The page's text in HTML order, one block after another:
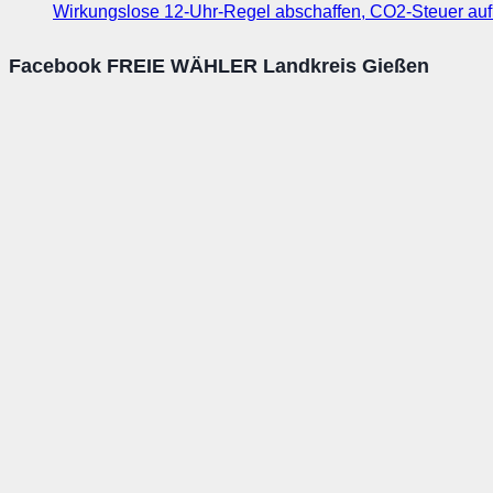
Wirkungslose 12-Uhr-Regel abschaffen, CO2-Steuer
Facebook FREIE WÄHLER Landkreis Gießen